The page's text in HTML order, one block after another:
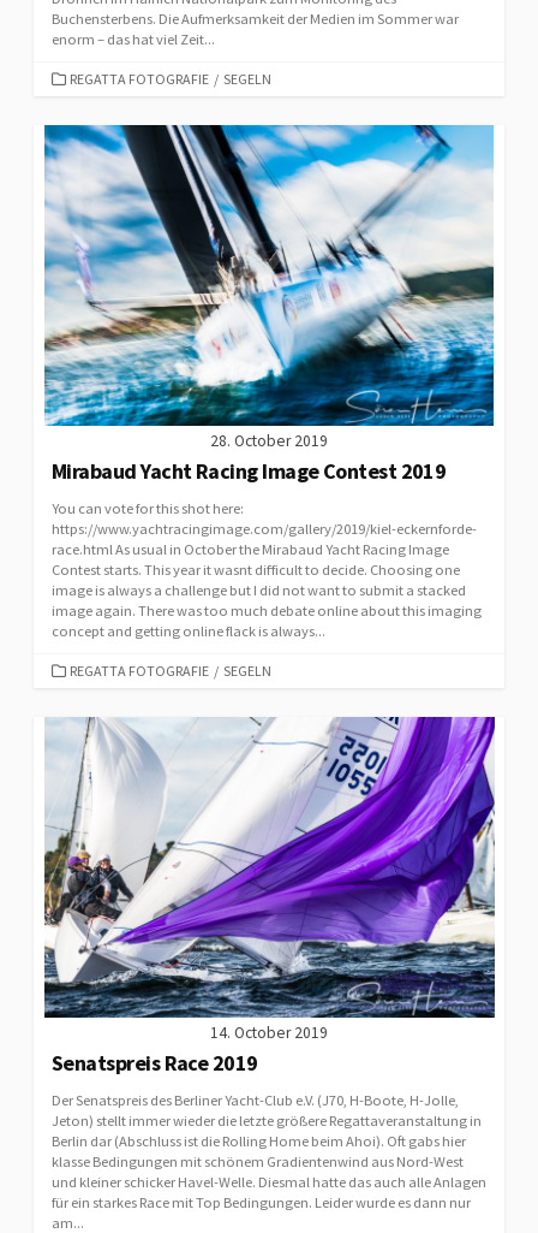
Buchensterbens. Die Aufmerksamkeit der Medien im Sommer war
enorm – das hat viel Zeit...
CATEGORIES
REGATTA FOTOGRAFIE / SEGELN
28. October 2019
Mirabaud Yacht Racing Image Contest 2019
You can vote for this shot here:
https://www.yachtracingimage.com/gallery/2019/kiel-eckernforde-
race.html As usual in October the Mirabaud Yacht Racing Image
Contest starts. This year it wasnt difficult to decide. Choosing one
image is always a challenge but I did not want to submit a stacked
image again. There was too much debate online about this imaging
concept and getting online flack is always...
CATEGORIES
REGATTA FOTOGRAFIE / SEGELN
14. October 2019
Senatspreis Race 2019
Der Senatspreis des Berliner Yacht-Club e.V. (J70, H-Boote, H-Jolle,
Jeton) stellt immer wieder die letzte größere Regattaveranstaltung in
Berlin dar (Abschluss ist die Rolling Home beim Ahoi). Oft gabs hier
klasse Bedingungen mit schönem Gradientenwind aus Nord-West
und kleiner schicker Havel-Welle. Diesmal hatte das auch alle Anlagen
für ein starkes Race mit Top Bedingungen. Leider wurde es dann nur
am...